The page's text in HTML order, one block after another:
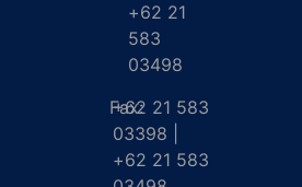
+62 21
583
03498
Fax:
+62 21 583
03398 |
+62 21 583